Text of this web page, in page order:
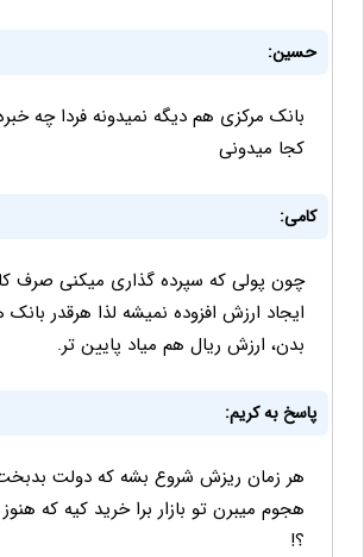
حسین:
بانک مرکزی هم دیگه نمیدونه فردا چه
کجا میدونی
کامی:
چون پولی که سپرده گذاری میکنی صرف
ایجاد ارزش افزوده نمیشه لذا هرقدر
بدن، ارزش ریال هم میاد پایین تر.
پاسخ به کریم:
هر زمان ریزش شروع بشه که دولت
هجوم میبرن تو بازار برا خرید کیه که هنوز
؟!